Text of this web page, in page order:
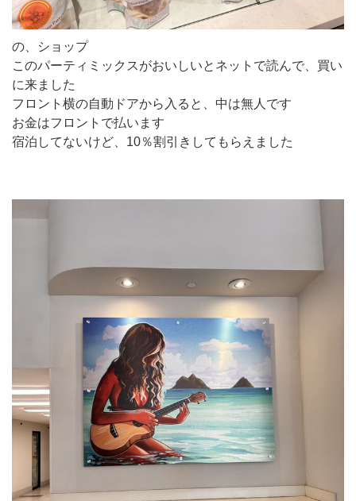
の、ショップ
このパーティミックスがおいしいとネットで読んで、買い
に来ました
フロント横の自動ドアから入ると、中は無人です
お金はフロントで払います
宿泊してないけど、10％割引きしてもらえました